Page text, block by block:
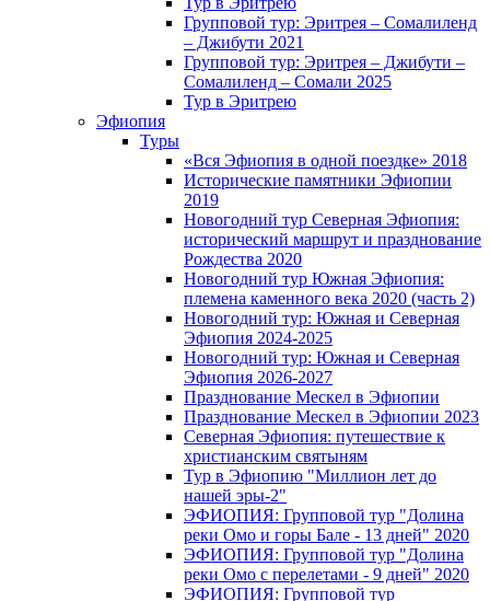
Групповой тур: Эритрея – Cомалиленд
– Джибути 2021
Групповой тур: Эритрея – Джибути –
Сомалиленд – Сомали 2025
Тур в Эритрею
Эфиопия
Туры
«Вся Эфиопия в одной поездке» 2018
Исторические памятники Эфиопии
2019
Новогодний тур Северная Эфиопия:
исторический маршрут и празднование
Рождества 2020
Новогодний тур Южная Эфиопия:
племена каменного века 2020 (часть 2)
Новогодний тур: Южная и Северная
Эфиопия 2024-2025
Новогодний тур: Южная и Северная
Эфиопия 2026-2027
Празднование Мескел в Эфиопии
Празднование Мескел в Эфиопии 2023
Северная Эфиопия: путешествие к
христианским святыням
Тур в Эфиопию "Миллион лет до
нашей эры-2"
ЭФИОПИЯ: Групповой тур "Долина
реки Омо и горы Бале - 13 дней" 2020
ЭФИОПИЯ: Групповой тур "Долина
реки Омо с перелетами - 9 дней" 2020
ЭФИОПИЯ: Групповой тур